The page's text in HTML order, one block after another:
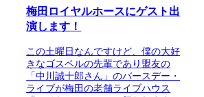
梅田ロイヤルホースにゲスト出
演します！
この土曜日なんですけど、僕の大好
きなゴスペルの先輩であり盟友の
「中川誠十郎さん」のバースデー・
ライブが梅田の老舗ライブハウス